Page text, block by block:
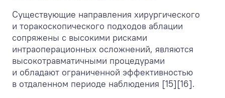
Существующие направления хирургического
и торакоскопического подходов аблации
сопряжены с высокими рисками
интраоперационных осложнений, являются
высокотравматичными процедурами
и обладают ограниченной эффективностью
в отдаленном периоде наблюдения [15][16].